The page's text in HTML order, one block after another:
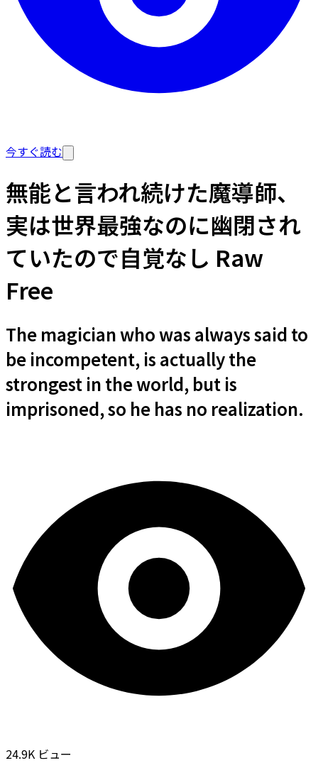
今すぐ読む
無能と言われ続けた魔導師、
実は世界最強なのに幽閉され
ていたので自覚なし Raw
Free
The magician who was always said to
be incompetent, is actually the
strongest in the world, but is
imprisoned, so he has no realization.
24.9K ビュー